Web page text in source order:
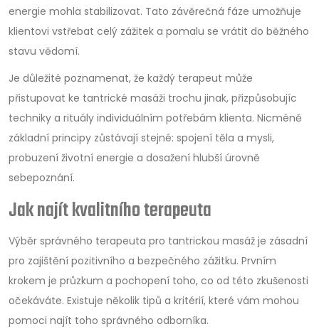
energie mohla stabilizovat. Tato závěrečná fáze umožňuje
klientovi vstřebat celý zážitek a pomalu se vrátit do běžného
stavu vědomí.
Je důležité poznamenat, že každý terapeut může
přistupovat ke tantrické masáži trochu jinak, přizpůsobujíc
techniky a rituály individuálním potřebám klienta. Nicméně
základní principy zůstávají stejné: spojení těla a mysli,
probuzení životní energie a dosažení hlubší úrovně
sebepoznání.
Jak najít kvalitního terapeuta
Výběr správného terapeuta pro tantrickou masáž je zásadní
pro zajištění pozitivního a bezpečného zážitku. Prvním
krokem je průzkum a pochopení toho, co od této zkušenosti
očekáváte. Existuje několik tipů a kritérií, které vám mohou
pomoci najít toho správného odborníka.